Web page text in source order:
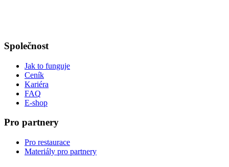
Společnost
Jak to funguje
Ceník
Kariéra
FAQ
E-shop
Pro partnery
Pro restaurace
Materiály pro partnery